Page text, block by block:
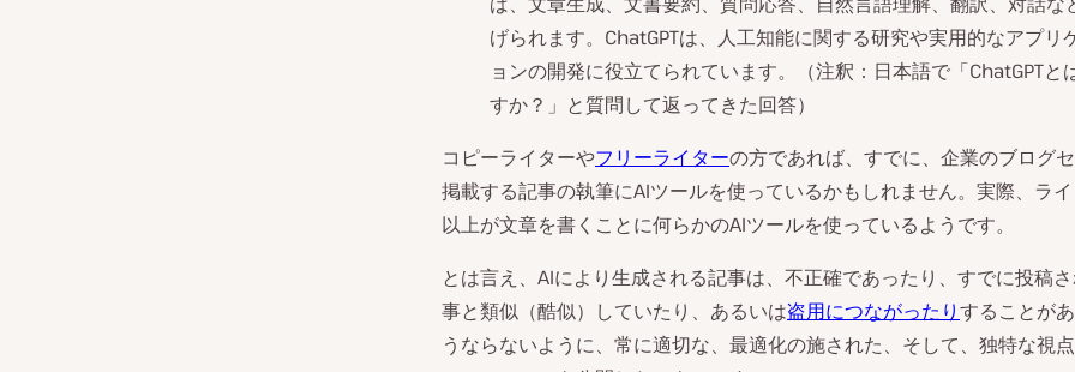
げられます。ChatGPTは、人工知能に関する研究や実用的なアプリ
ョンの開発に役立てられています。（注釈：日本語で「ChatGPTと
すか？」と質問して返ってきた回答）
コピーライターやフリーライターの方であれば、すでに、企業のブログ
掲載する記事の執筆にAIツールを使っているかもしれません。実際、ラ
以上が文章を書くことに何らかのAIツールを使っているようです。
とは言え、AIにより生成される記事は、不正確であったり、すでに投稿
事と類似（酷似）していたり、あるいは盗用につながったりすることが
うならないように、常に適切な、最適化の施された、そして、独特な視